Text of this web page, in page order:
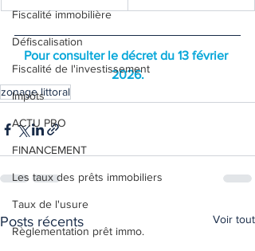
Fiscalité immobilière
Défiscalisation
Fiscalité de l'investissement
Impôts
ACTU PRO
FINANCEMENT
Les taux des prêts immobiliers
Taux de l'usure
Règlementation prêt immo.
Pour consulter le décret du 13 février
2026.
zonage littoral
Posts récents Voir tout